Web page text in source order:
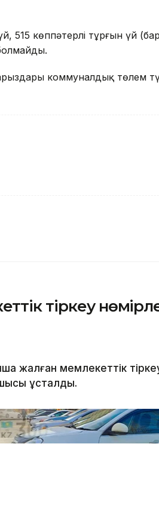
515 көппәтерлі тұрғын үй
коммуналдық төлем
тіркеу
жалған мемлекеттік
ұсталды.